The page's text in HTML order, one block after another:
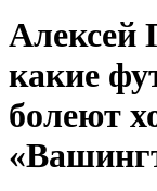
Алексей
какие
болеют